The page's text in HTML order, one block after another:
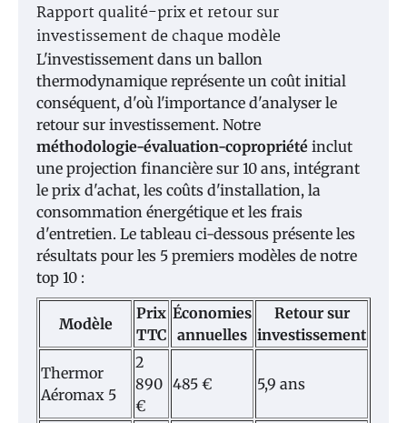
Rapport qualité-prix et retour sur
investissement de chaque modèle
L'investissement dans un ballon
thermodynamique représente un coût initial
conséquent, d'où l'importance d'analyser le
retour sur investissement. Notre
méthodologie-évaluation-copropriété inclut
une projection financière sur 10 ans, intégrant
le prix d'achat, les coûts d'installation, la
consommation énergétique et les frais
d'entretien. Le tableau ci-dessous présente les
résultats pour les 5 premiers modèles de notre
top 10 :
Modèle
Prix
TTC
Économies
annuelles
Retour sur
investissement
Thermor
Aéromax 5
2
890
€
485 € 5,9 ans